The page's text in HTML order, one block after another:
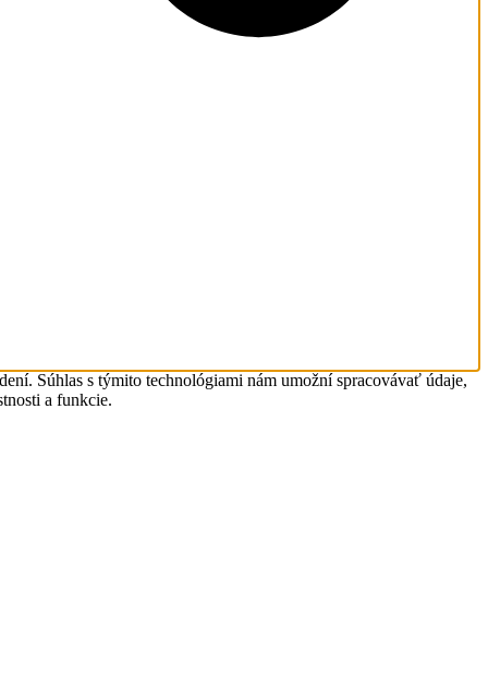
Súhlas s týmito technológiami nám umožní spracovávať údaje,
a funkcie.